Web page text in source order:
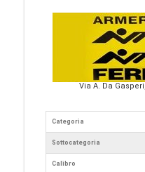
Via A. Da
Categoria
Sottocategoria
Calibro